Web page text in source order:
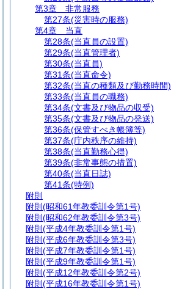
第3章
非常服務
第27条(災害時の服務)
第4章
当直
第28条(当直員の設置)
第29条(当直管理者)
第30条(当直員)
第31条(当直命令)
第32条(当直の種類及び勤務時間)
第33条(当直員の職務)
第34条(文書及び物品の収受)
第35条(文書及び物品の発送)
第36条(保管すべき帳簿等)
第37条(庁内秩序の維持)
第38条(当直勤務心得)
第39条(非常事態の措置)
第40条(当直日誌)
第41条(特例)
附則
附則 (昭和61年教委訓令第1号)
附則 (昭和62年教委訓令第3号)
附則 (平成4年教委訓令第1号)
附則 (平成6年教委訓令第3号)
附則 (平成7年教委訓令第1号)
附則 (平成9年教委訓令第1号)
附則 (平成12年教委訓令第2号)
附則 (平成16年教委訓令第1号)